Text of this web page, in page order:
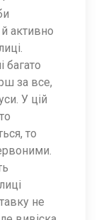
активно
багато
за все,
У цій
то
не